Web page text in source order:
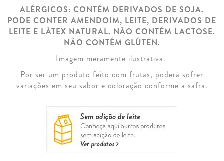
ALÉRGICOS: CONTÉM DERIVADOS DE SOJA.
PODE CONTER AMENDOIM, LEITE, DERIVADOS DE
LEITE E LÁTEX NATURAL. NÃO CONTÉM LACTOSE.
NÃO CONTÉM GLÚTEN.
Imagem meramente ilustrativa.
Por ser um produto feito com frutas, poderá sofrer
variações em seu sabor e coloração conforme a safra.